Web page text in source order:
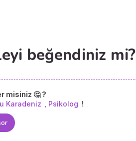
beğendiniz mi?
misiniz 🤔 ?
Karadeniz , Psikolog !